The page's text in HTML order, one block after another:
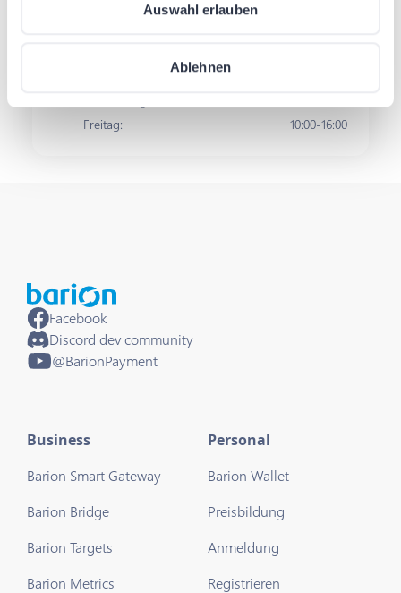
Auswahl erlauben
Ablehnen
Freitag: 10:00-16:00
Facebook
Discord dev community
@BarionPayment
Business
Barion Smart Gateway
Barion Bridge
Barion Targets
Barion Metrics
Personal
Barion Wallet
Preisbildung
Anmeldung
Registrieren